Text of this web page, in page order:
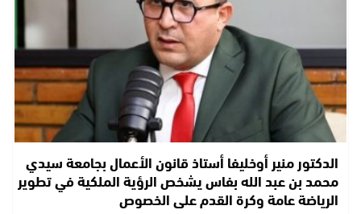
الدكتور منير أوخليفا أستاذ قانون الأعمال بجامعة سيدي
محمد بن عبد الله بفاس يشخص الرؤية الملكية في تطوير
الرياضة عامة وكرة القدم على الخصوص